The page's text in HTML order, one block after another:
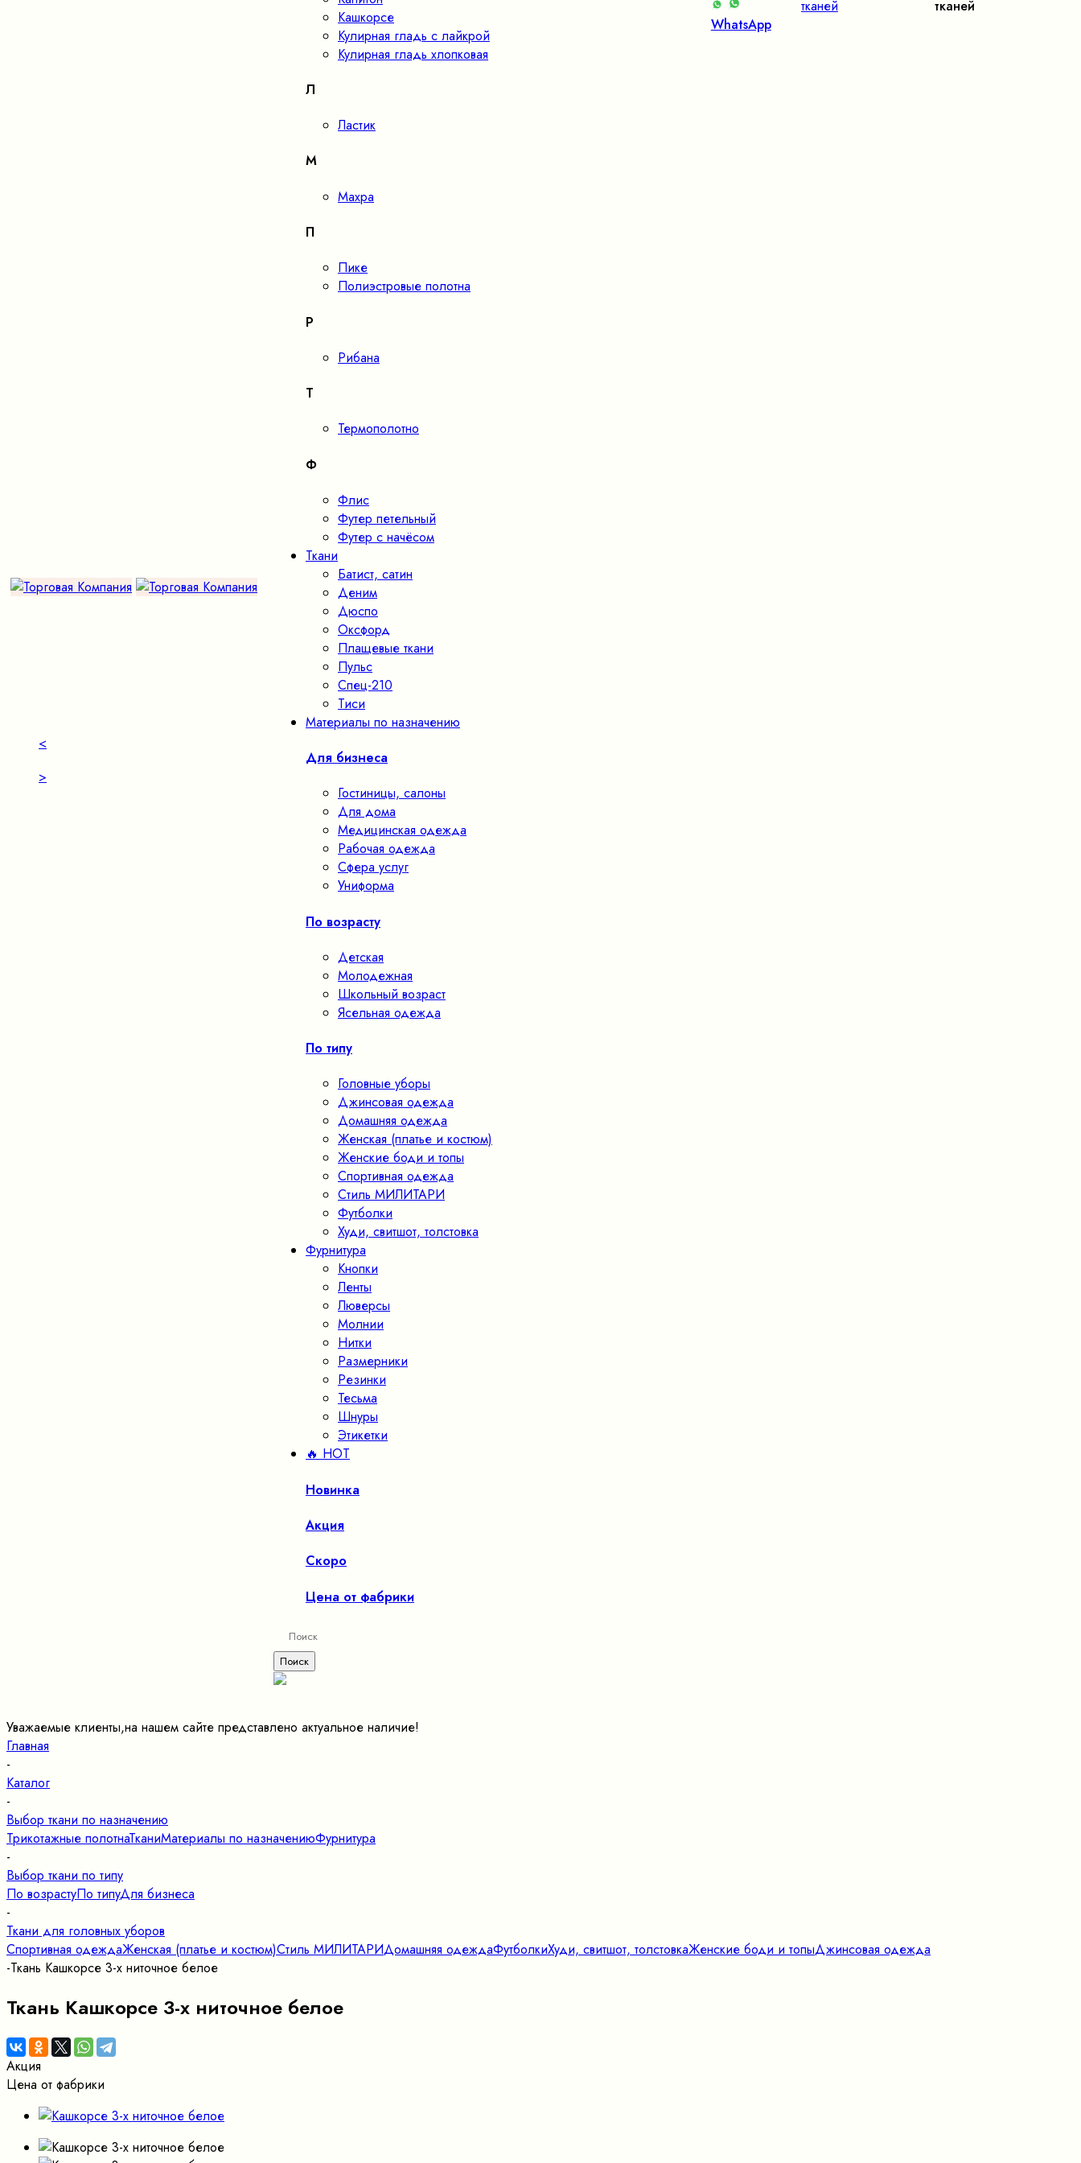
WhatsApp
тканей
тканей
Кашкорсе
Кулирная гладь с лайкрой
Кулирная гладь хлопковая
Л
Ластик
М
Махра
П
Пике
Полиэстровые полотна
Р
Рибана
Т
Термополотно
Ф
Флис
Футер петельный
Футер с начёсом
Ткани
Батист, сатин
Деним
Дюспо
Оксфорд
Плащевые ткани
Пульс
Спец-210
Тиси
Материалы по назначению
Для бизнеса
Гостиницы, салоны
Для дома
Медицинская одежда
Рабочая одежда
Сфера услуг
Униформа
По возрасту
Детская
Молодежная
Школьный возраст
Ясельная одежда
По типу
Головные уборы
Джинсовая одежда
Домашняя одежда
Женская (платье и костюм)
Женские боди и топы
Спортивная одежда
Стиль МИЛИТАРИ
Футболки
Худи, свитшот, толстовка
Фурнитура
Кнопки
Ленты
Люверсы
Молнии
Нитки
Размерники
Резинки
Тесьма
Шнуры
Этикетки
🔥 HOT
Новинка
Акция
Скоро
Цена от фабрики
Уважаемые клиенты,на нашем сайте представлено актуальное наличие!
Главная
-
Каталог
-
Выбор ткани по назначению
Трикотажные полотнаТканиМатериалы по назначениюФурнитура
-
Выбор ткани по типу
По возрастуПо типуДля бизнеса
-
Ткани для головных уборов
Спортивная одеждаЖенская (платье и костюм)Стиль МИЛИТАРИДомашняя одеждаФутболкиХуди, свитшот, толстовкаЖенские боди и топыДжинсовая одежда
-Ткань Кашкорсе 3-х ниточное белое
Ткань Кашкорсе 3-х ниточное белое
Акция
Цена от фабрики
<
>